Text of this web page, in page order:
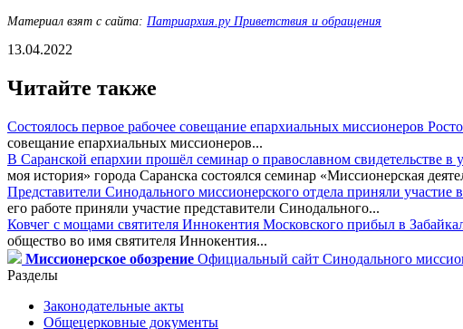
Материал взят с сайта: Патриархия.ру Приветствия и обращения
13.04.2022
Читайте также
Состоялось первое рабочее совещание епархиальных миссионеров
совещание епархиальных миссионеров...
В Саранской епархии прошёл семинар о православном свидетельстве в
моя история» города Саранска состоялся семинар «Миссионерская
Представители Синодального миссионерского отдела приняли участие
его работе приняли участие представители Синодального...
Ковчег с мощами святителя Иннокентия Московского прибыл в
общество во имя святителя Иннокентия...
Миссионерское обозрение Официальный сайт Синодального
Разделы
Законодательные акты
Общецерковные документы